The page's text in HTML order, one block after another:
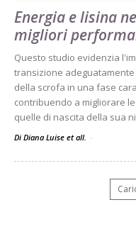
Energia e lisina
migliori
Questo studio evidenzia
transizione
della scrofa in una fase
contribuendo a migliorare
quelle di nascita della sua
Di Diana Luise et all. -